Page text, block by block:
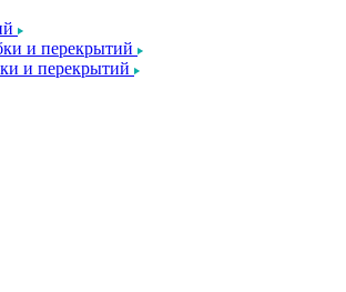
и перекрытий
и перекрытий